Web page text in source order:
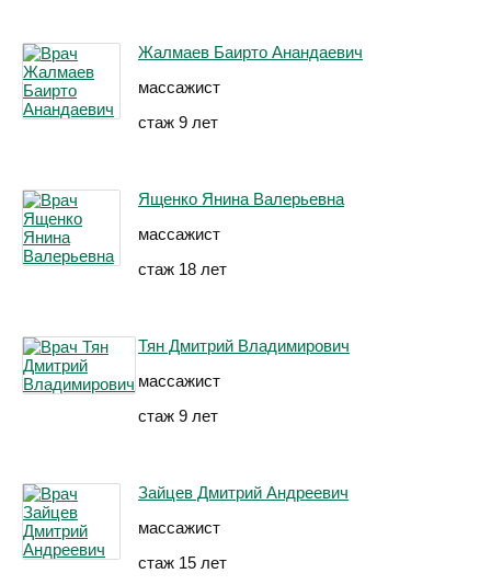
Жалмаев Баирто Анандаевич
массажист
стаж 9 лет
Ященко Янина Валерьевна
массажист
стаж 18 лет
Тян Дмитрий Владимирович
массажист
стаж 9 лет
Зайцев Дмитрий Андреевич
массажист
стаж 15 лет